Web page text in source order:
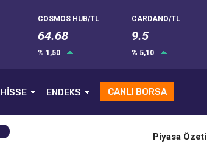
COSMOS HUB/TL
64.68
% 1,50
CARDANO/TL
9.5
% 5,10
HİSSE ENDEKS CANLI BORSA
Piyasa Özeti